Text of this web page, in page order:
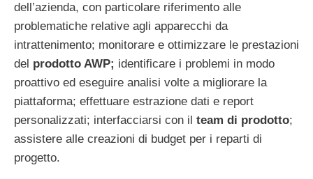
dell’azienda, con particolare riferimento alle
problematiche relative agli apparecchi da
intrattenimento; monitorare e ottimizzare le prestazioni
del prodotto AWP; identificare i problemi in modo
proattivo ed eseguire analisi volte a migliorare la
piattaforma; effettuare estrazione dati e report
personalizzati; interfacciarsi con il team di prodotto;
assistere alle creazioni di budget per i reparti di
progetto.